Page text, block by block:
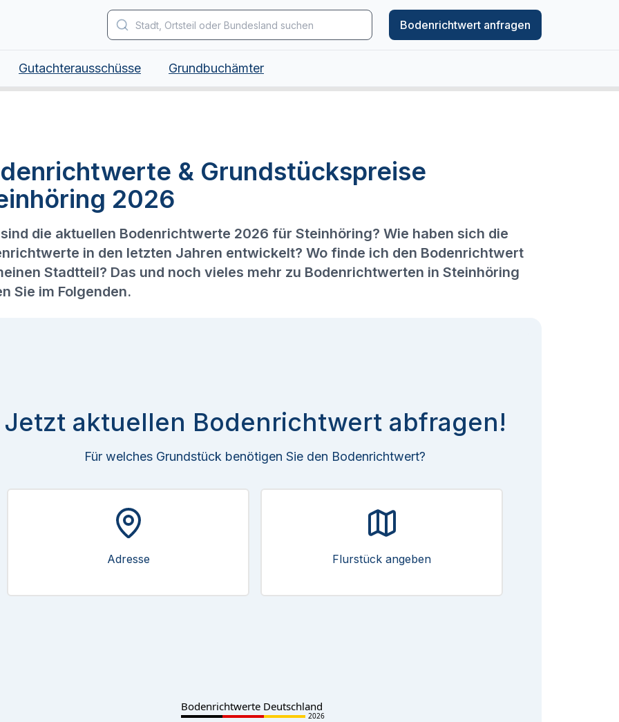
Bodenrichtwert anfragen
Gutachterausschüsse Grundbuchämter
& Grundstückspreise
2026
die aktuellen Bodenrichtwerte 2026 für Steinhöring? Wie haben sich die
in den letzten Jahren entwickelt? Wo finde ich den Bodenrichtwert
Stadtteil? Das und noch vieles mehr zu Bodenrichtwerten in Steinhöring
Sie im Folgenden.
Jetzt aktuellen Bodenrichtwert abfragen!
Für welches Grundstück benötigen Sie den Bodenrichtwert?
Adresse Flurstück angeben
Bodenrichtwerte Deutschland
2026